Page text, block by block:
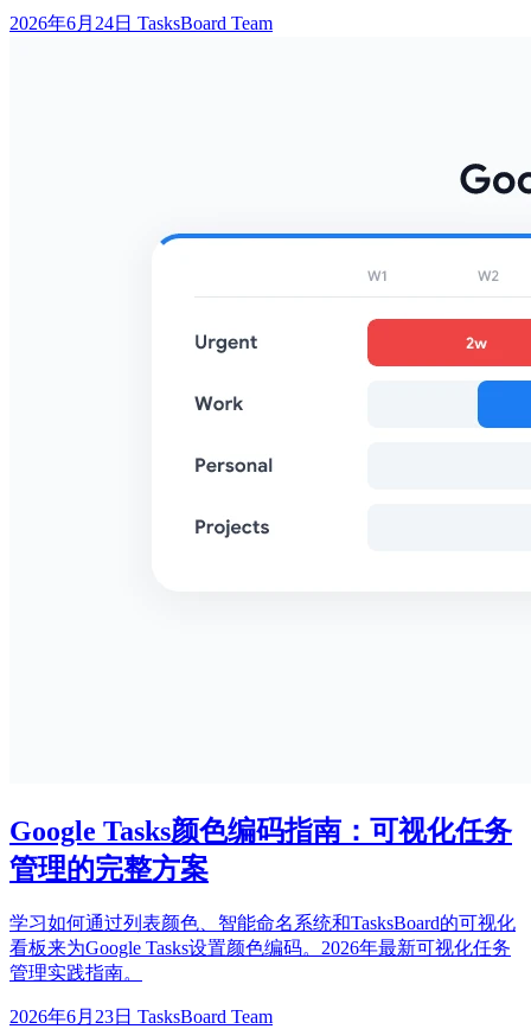
2026年6月24日 TasksBoard Team
Google Tasks颜色编码指南：可视化任务
管理的完整方案
学习如何通过列表颜色、智能命名系统和TasksBoard的可视化
看板来为Google Tasks设置颜色编码。2026年最新可视化任务
管理实践指南。
2026年6月23日 TasksBoard Team